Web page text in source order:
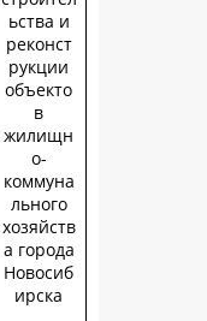
ьства и
реконст
рукции
объекто
в
жилищн
о-
коммуна
льного
хозяйств
а города
Новосиб
ирска